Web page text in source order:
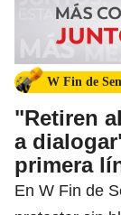
W Fin de
"Retiren
a
primera
En W Fin de